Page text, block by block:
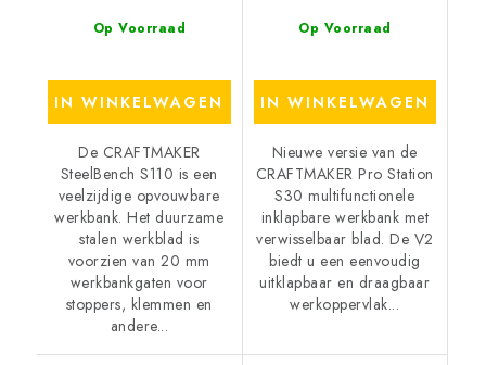
Op Voorraad
IN WINKELWAGEN
De CRAFTMAKER
SteelBench S110 is een
veelzijdige opvouwbare
werkbank. Het duurzame
stalen werkblad is
voorzien van 20 mm
werkbankgaten voor
stoppers, klemmen en
andere...
Op Voorraad
IN WINKELWAGEN
Nieuwe versie van de
CRAFTMAKER Pro Station
S30 multifunctionele
inklapbare werkbank met
verwisselbaar blad. De V2
biedt u een eenvoudig
uitklapbaar en draagbaar
werkoppervlak...